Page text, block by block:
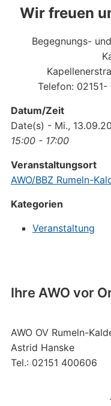
Ihre AWO vor
AWO OV Rumeln-
Astrid Hanske
Tel.: 02151 400606
Wir freuen
Begegnungs-
Telefon:
Datum/Zeit
Date(s) - Mi.,
15:00 - 17:00
Veranstaltungsort
AWO/BBZ Rumeln-
Kategorien
Veranstaltung